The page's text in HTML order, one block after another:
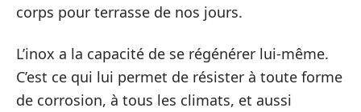
corps pour terrasse de nos jours.
L’inox a la capacité de se régénérer lui-même.
C’est ce qui lui permet de résister à toute forme
de corrosion, à tous les climats, et aussi